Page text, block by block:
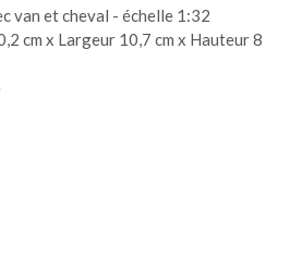
van et cheval - échelle 1:32
cm x Largeur 10,7 cm x Hauteur 8